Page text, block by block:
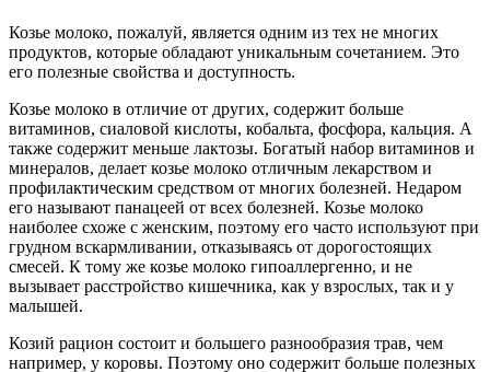
Козье молоко, пожалуй, является одним из тех не многих
продуктов, которые обладают уникальным сочетанием. Это
его полезные свойства и доступность.
Козье молоко в отличие от других, содержит больше
витаминов, сиаловой кислоты, кобальта, фосфора, кальция. А
также содержит меньше лактозы. Богатый набор витаминов и
минералов, делает козье молоко отличным лекарством и
профилактическим средством от многих болезней. Недаром
его называют панацеей от всех болезней. Козье молоко
наиболее схоже с женским, поэтому его часто используют при
грудном вскармливании, отказываясь от дорогостоящих
смесей. К тому же козье молоко гипоаллергенно, и не
вызывает расстройство кишечника, как у взрослых, так и у
малышей.
Козий рацион состоит и большего разнообразия трав, чем
например, у коровы. Поэтому оно содержит больше полезных